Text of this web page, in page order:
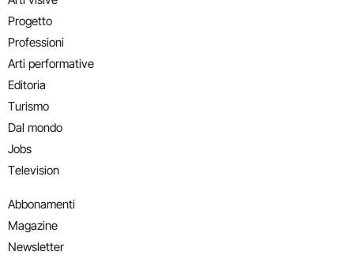
Progetto
Professioni
Arti performative
Editoria
Turismo
Dal mondo
Jobs
Television
Abbonamenti
Magazine
Newsletter